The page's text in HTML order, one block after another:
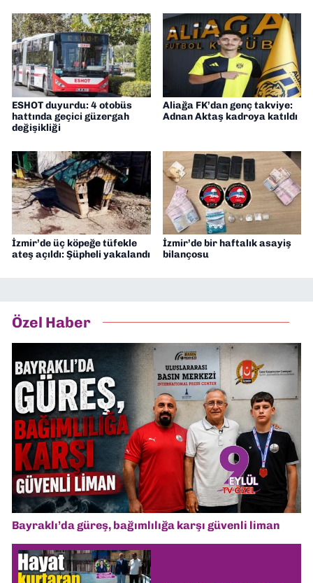
ESHOT duyurdu: 4 otobüs
hattında geçici güzergah
değişikliği
Aliağa FK’dan genç takviye:
Adnan Aktaş kadroya katıldı
İzmir’de üç köpeğe tüfekle
ateş açıldı: Şüpheli yakalandı
İzmir’de bir haftalık asayiş
bilançosu
Özel Haber
Bayraklı’da güreş, bağımlılığa karşı güvenli liman